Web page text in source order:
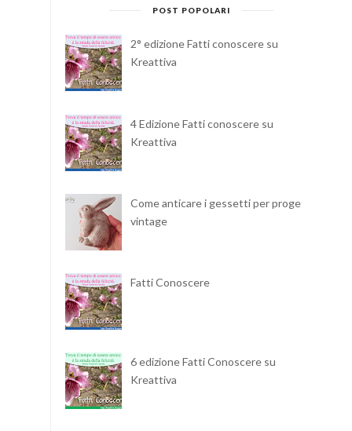
POST POPOLARI
2° edizione Fatti conoscere su
Kreattiva
4 Edizione Fatti conoscere su
Kreattiva
Come anticare i gessetti per progetti
vintage
Fatti Conoscere
6 edizione Fatti Conoscere su
Kreattiva